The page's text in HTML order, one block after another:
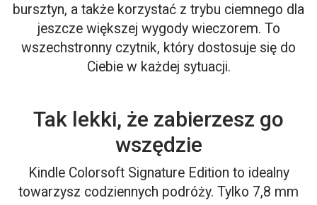
bursztyn, a także korzystać z trybu ciemnego dla
jeszcze większej wygody wieczorem. To
wszechstronny czytnik, który dostosuje się do
Ciebie w każdej sytuacji.
Tak lekki, że zabierzesz go
wszędzie
Kindle Colorsoft Signature Edition to idealny
towarzysz codziennych podróży. Tylko 7,8 mm